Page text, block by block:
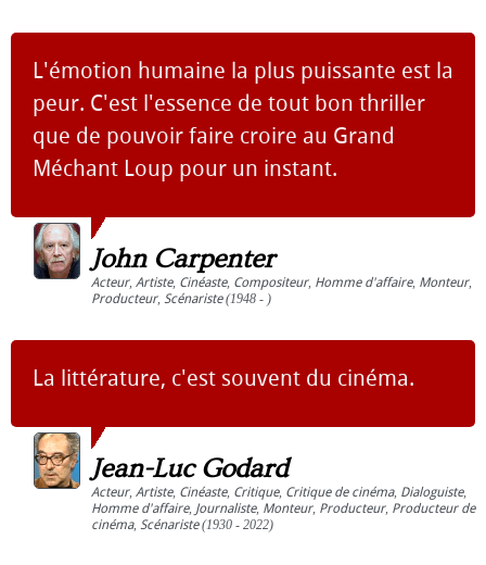
L'émotion humaine la plus puissante est la
peur. C'est l'essence de tout bon thriller
que de pouvoir faire croire au Grand
Méchant Loup pour un instant.
John Carpenter
Acteur, Artiste, Cinéaste, Compositeur, Homme d'affaire, Monteur,
Producteur, Scénariste(1948 - )
La littérature, c'est souvent du cinéma.
Jean-Luc Godard
Acteur, Artiste, Cinéaste, Critique, Critique de cinéma, Dialoguiste,
Homme d'affaire, Journaliste, Monteur, Producteur, Producteur de
cinéma, Scénariste(1930 - 2022)